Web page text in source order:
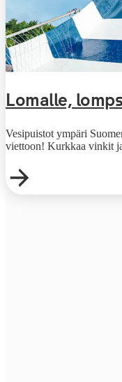
Lomalle,
Vesipuistot ympäri
viettoon! Kurkkaa vinkit